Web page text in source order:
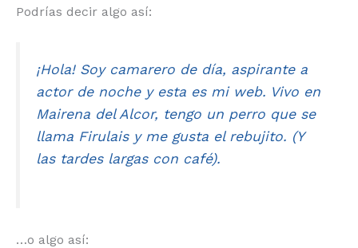
Podrías decir algo así:
¡Hola! Soy camarero de día, aspirante a
actor de noche y esta es mi web. Vivo en
Mairena del Alcor, tengo un perro que se
llama Firulais y me gusta el rebujito. (Y
las tardes largas con café).
…o algo así: